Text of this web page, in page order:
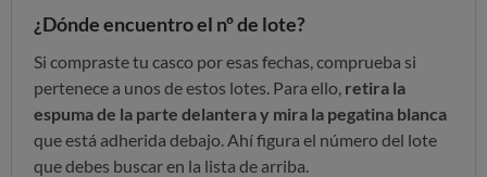
¿Dónde encuentro el nº de lote?
Si compraste tu casco por esas fechas, comprueba si
pertenece a unos de estos lotes. Para ello, retira la
espuma de la parte delantera y mira la pegatina blanca
que está adherida debajo. Ahí figura el número del lote
que debes buscar en la lista de arriba.